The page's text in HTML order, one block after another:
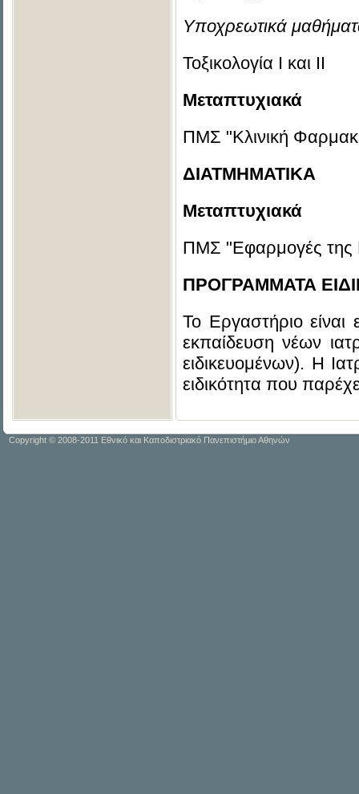
Υποχρεωτικά
Τοξικολογία Ι και ΙΙ
Μεταπτυχιακά
ΠΜΣ "Κλινική
ΔΙΑΤΜΗΜΑΤΙΚΑ
Μεταπτυχιακά
ΠΜΣ "Εφαρμογές της
ΠΡΟΓΡΑΜΜΑΤΑ
Το Εργαστήριο είναι
εκπαίδευση νέων
ειδικευομένων). Η
ειδικότητα που
Copyright © 2008-2011 Εθνικό και Καποδιστριακό Πανεπιστήμιο Αθηνών